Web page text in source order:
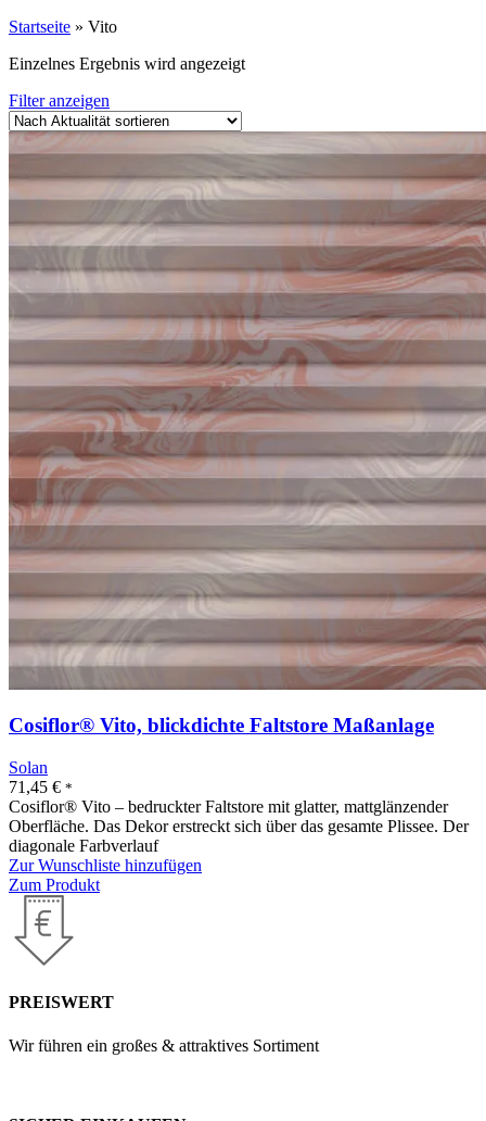
Startseite » Vito
Einzelnes Ergebnis wird angezeigt
Filter anzeigen
Cosiflor® Vito, blickdichte Faltstore Maßanlage
Solan
71,45 € *
Cosiflor® Vito – bedruckter Faltstore mit glatter, mattglänzender
Oberfläche. Das Dekor erstreckt sich über das gesamte Plissee. Der
diagonale Farbverlauf
Zur Wunschliste hinzufügen
Zum Produkt
PREISWERT
Wir führen ein großes & attraktives Sortiment